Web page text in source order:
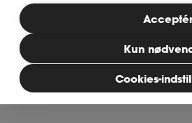
Bliv medlem
MitAse
for de erhverv, hvor der ofte
ansættelsesforhold, der
selvstændig virksomhed,
særligt opmærksom på, om
tale om en selvstændig
Cookies-
Kun
Acceptér